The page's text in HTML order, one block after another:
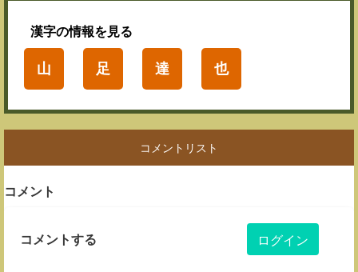
漢字の情報を見る
山 足 達 也
コメントリスト
コメント
コメントする ログイン